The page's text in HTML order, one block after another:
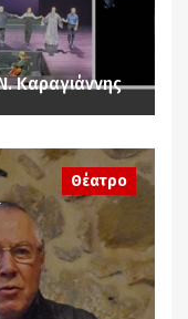
Καραγιάννης
Θέατρο